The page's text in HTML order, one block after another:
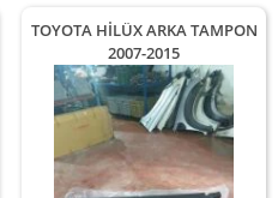
TOYOTA HİLÜX ARKA TAMPON
2007-2015